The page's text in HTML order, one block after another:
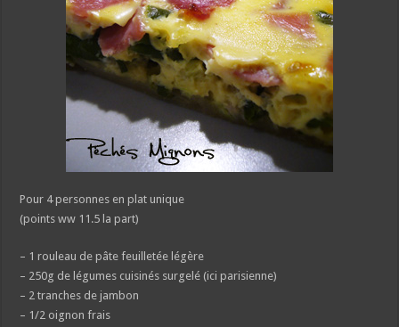
Pour 4 personnes en plat unique
(points ww 11.5 la part)
– 1 rouleau de pâte feuilletée légère
– 250g de légumes cuisinés surgelé (ici parisienne)
– 2 tranches de jambon
– 1/2 oignon frais